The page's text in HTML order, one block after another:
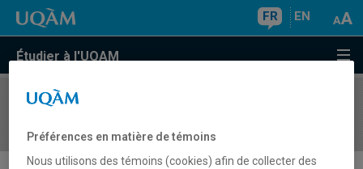
FR EN
Étudier à l'UQAM
COURS//
Préférences en matière de témoins
Nous utilisons des témoins (cookies) afin de collecter des